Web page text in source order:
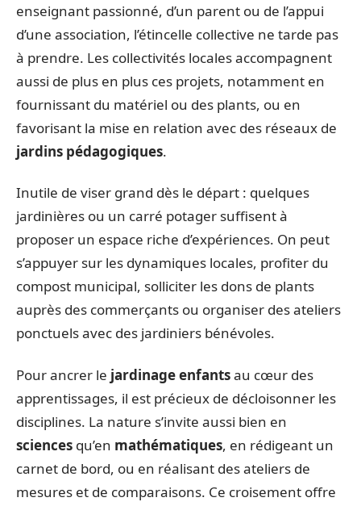
enseignant passionné, d’un parent ou de l’appui
d’une association, l’étincelle collective ne tarde pas
à prendre. Les collectivités locales accompagnent
aussi de plus en plus ces projets, notamment en
fournissant du matériel ou des plants, ou en
favorisant la mise en relation avec des réseaux de
jardins pédagogiques.
Inutile de viser grand dès le départ : quelques
jardinières ou un carré potager suffisent à
proposer un espace riche d’expériences. On peut
s’appuyer sur les dynamiques locales, profiter du
compost municipal, solliciter les dons de plants
auprès des commerçants ou organiser des ateliers
ponctuels avec des jardiniers bénévoles.
Pour ancrer le jardinage enfantsau cœur des
apprentissages, il est précieux de décloisonner les
disciplines. La nature s’invite aussi bien en
sciences qu’en mathématiques, en rédigeant un
carnet de bord, ou en réalisant des ateliers de
mesures et de comparaisons. Ce croisement offre